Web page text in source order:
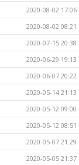
2020-08-02 17:06
2020-08-02 08:21
2020-07-15 20:38
2020-06-29 19:13
2020-06-07 20:22
2020-05-14 21:13
2020-05-12 09:00
2020-05-12 08:51
2020-05-07 21:29
2020-05-05 21:37